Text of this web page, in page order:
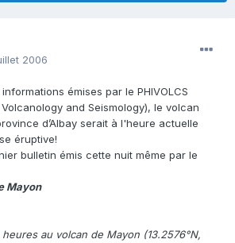
2006
émises par le PHIVOLCS
and Seismology), le volcan
d’Albay serait à l'heure actuelle
éruptive!
bulletin émis cette nuit même par le
Mayon
au volcan de Mayon (13.2576°N,